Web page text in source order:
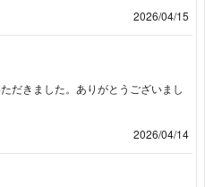
2026/04/15
だきました。ありがとうございまし
2026/04/14